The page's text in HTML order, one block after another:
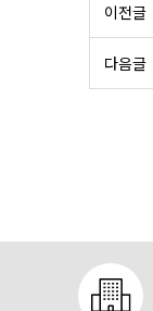
이전글
다음글